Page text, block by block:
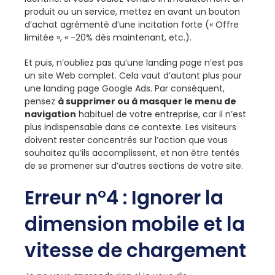
produit ou un service, mettez en avant un bouton
d’achat agrémenté d’une incitation forte (« Offre
limitée », « -20% dès maintenant, etc.).
Et puis, n’oubliez pas qu’une landing page n’est pas
un site Web complet. Cela vaut d’autant plus pour
une landing page Google Ads. Par conséquent,
pensez à supprimer ou à masquer le menu de
navigation habituel de votre entreprise, car il n’est
plus indispensable dans ce contexte. Les visiteurs
doivent rester concentrés sur l’action que vous
souhaitez qu’ils accomplissent, et non être tentés
de se promener sur d’autres sections de votre site.
Erreur n°4 : Ignorer la
dimension mobile et la
vitesse de chargement